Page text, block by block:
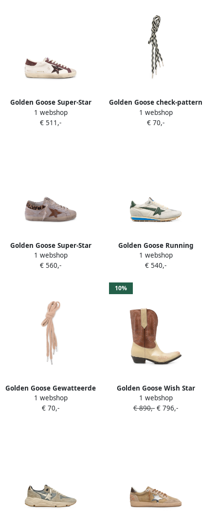
Golden Goose Super-Star
distressed sneakers Beige
1 webshop
€ 511,-
Golden Goose check-pattern
laces Beige
1 webshop
€ 70,-
Golden Goose Super-Star
leopard-print sneakers
Beige
1 webshop
€ 560,-
Golden Goose Running
Marathon M77 star-patch
sneakers Beige
1 webshop
€ 540,-
Golden Goose Gewatteerde
veters Beige
1 webshop
€ 70,-
10%
Golden Goose Wish Star
laarzen met borduurwerk
Beige
1 webshop
€ 890,- € 796,-